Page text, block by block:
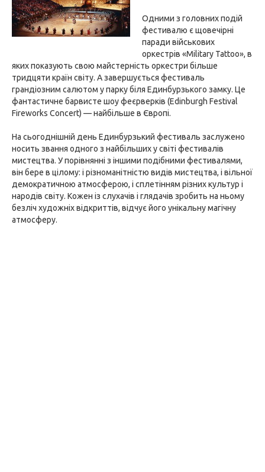
Одними з головних подій
фестивалю є щовечірні
паради військових
оркестрів «Military Tattoo», в
яких показують свою майстерність оркестри більше
тридцяти країн світу. А завершується фестиваль
грандіозним салютом у парку біля Единбурзького замку. Це
фантастичне барвисте шоу феєрверків (Edinburgh Festival
Fireworks Concert) — найбільше в Європі.
На сьогоднішній день Единбурзький фестиваль заслужено
носить звання одного з найбільших у світі фестивалів
мистецтва. У порівнянні з іншими подібними фестивалями,
він бере в цілому: і різноманітністю видів мистецтва, і вільної
демократичною атмосферою, і сплетінням різних культур і
народів світу. Кожен із слухачів і глядачів зробить на ньому
безліч художніх відкриттів, відчує його унікальну магічну
атмосферу.